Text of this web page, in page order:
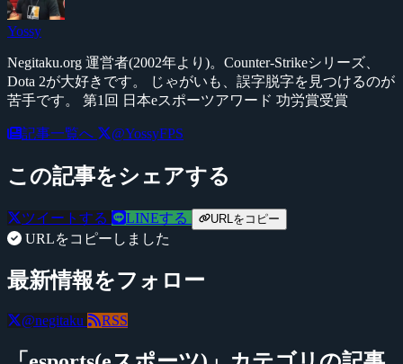
Yossy
Negitaku.org 運営者(2002年より)。Counter-Strikeシリーズ、
Dota 2が大好きです。 じゃがいも、誤字脱字を見つけるのが
苦手です。 第1回 日本eスポーツアワード 功労賞受賞
記事一覧へ @YossyFPS
この記事をシェアする
ツイートする LINEする URLをコピー
URLをコピーしました
最新情報をフォロー
@negitaku RSS